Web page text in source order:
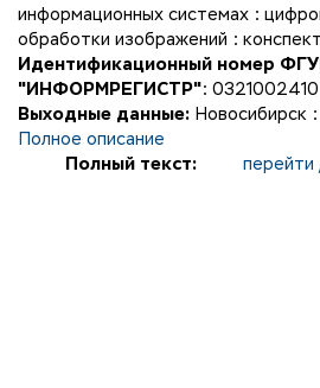
информационных системах :
обработки изображений :
Идентификационный номер
"ИНФОРМРЕГИСТР": 0321002410
Выходные данные: Новосибирск
Полное описание
Полный текст:
перейти